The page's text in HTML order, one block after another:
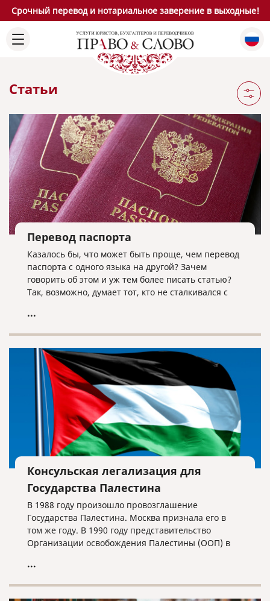
Срочный перевод и нотариальное заверение в выходные!
Статьи
Перевод паспорта
Казалось бы, что может быть проще, чем перевод
паспорта с одного языка на другой? Зачем
говорить об этом и уж тем более писать статью?
Так, возможно, думает тот, кто не сталкивался с
поверхностно. Наша компания работает на рынке
моменты, о которых нужно знать.
...
Консульская легализация для
Государства Палестина
В 1988 году произошло провозглашение
Государства Палестина. Москва признала его в
том же году. В 1990 году представительство
Организации освобождения Палестины (ООП) в
представитель Палестины - полномочия посла.
...